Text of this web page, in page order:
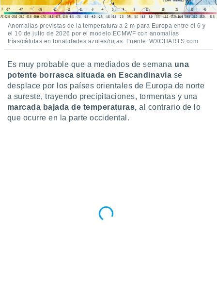
Anomalías previstas de la temperatura a 2 m para Europa entre el 6 y
el 10 de julio de 2026 por el modelo ECMWF con anomalías
frías/cálidas en tonalidades azules/rojas. Fuente: WXCHARTS.com
Es muy probable que a mediados de semana una
potente borrasca situada en Escandinavia se
desplace por los países orientales de Europa de norte
a sureste, trayendo precipitaciones, tormentas y una
marcada bajada de temperaturas, al contrario de lo
que ocurre en la parte occidental.